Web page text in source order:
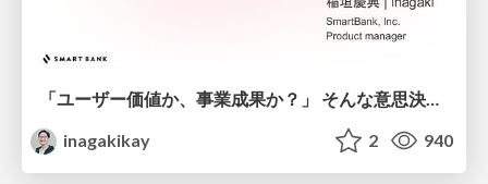
「ユーザー価値か、事業成果か？」 そんな意思決定で悩む前に PMがやるべきこと
inagakikay
2 940